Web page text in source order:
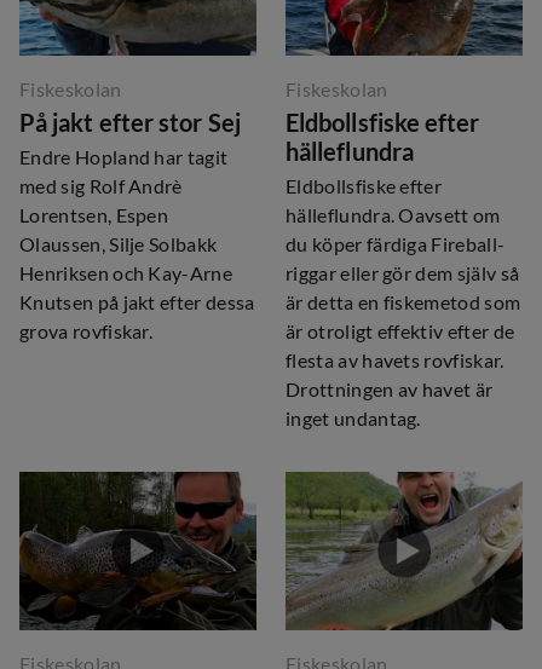
Fiskeskolan
På jakt efter stor Sej
Endre Hopland har tagit
med sig Rolf Andrè
Lorentsen, Espen
Olaussen, Silje Solbakk
Henriksen och Kay-Arne
Knutsen på jakt efter dessa
grova rovfiskar.
Fiskeskolan
Eldbollsfiske efter
hälleflundra
Eldbollsfiske efter
hälleflundra. Oavsett om
du köper färdiga Fireball-
riggar eller gör dem själv så
är detta en fiskemetod som
är otroligt effektiv efter de
flesta av havets rovfiskar.
Drottningen av havet är
inget undantag.
Fiskeskolan Fiskeskolan